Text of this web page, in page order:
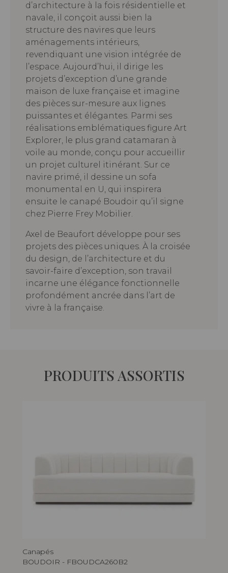
d’architecture à la fois résidentielle et
navale, il conçoit aussi bien la
structure des navires que leurs
aménagements intérieurs,
revendiquant une vision intégrée de
l’espace. Aujourd’hui, il dirige les
projets d’exception d’une grande
maison de luxe française et imagine
des pièces sur-mesure aux lignes
puissantes et élégantes. Parmi ses
réalisations emblématiques figure Art
Explorer, le plus grand catamaran à
voile au monde, conçu pour accueillir
un projet culturel itinérant. Sur ce
navire primé, il dessine un sofa
monumental en U, qui inspirera
ensuite le canapé Boudoir qu’il signe
chez Pierre Frey Mobilier.
Axel de Beaufort développe pour ses
projets des pièces uniques. À la croisée
du design, de l’architecture et du
savoir-faire d’exception, son travail
incarne une élégance fonctionnelle
profondément ancrée dans l’art de
vivre à la française.
PRODUITS ASSORTIS
Canapés
BOUDOIR - FBOUDCA260B2